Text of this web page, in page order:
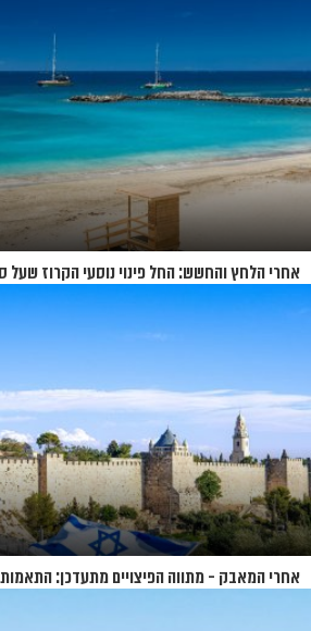
אחרי הלחץ והחשש: החל פינוי נוסעי הקרוז שעל
אחרי המאבק - מתווה הפיצויים מתעדכן: התאמות